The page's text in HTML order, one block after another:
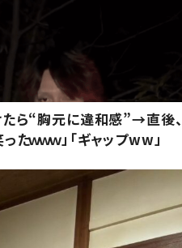
たら“胸元に違和感”→直後、
ｗｗｗ」「ギャップww」